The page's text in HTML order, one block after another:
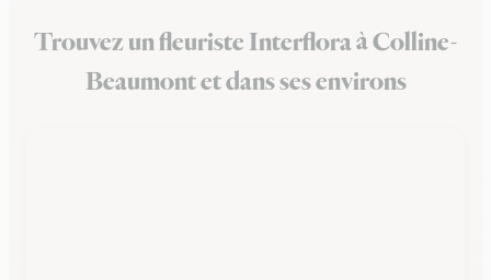
Trouvez un fleuriste Interflora à Colline-
Beaumont et dans ses environs